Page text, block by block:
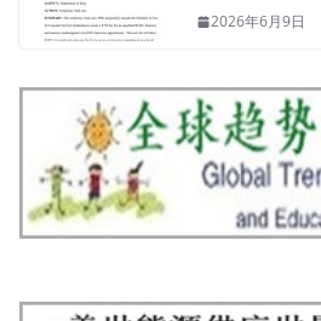
2026年6月9日